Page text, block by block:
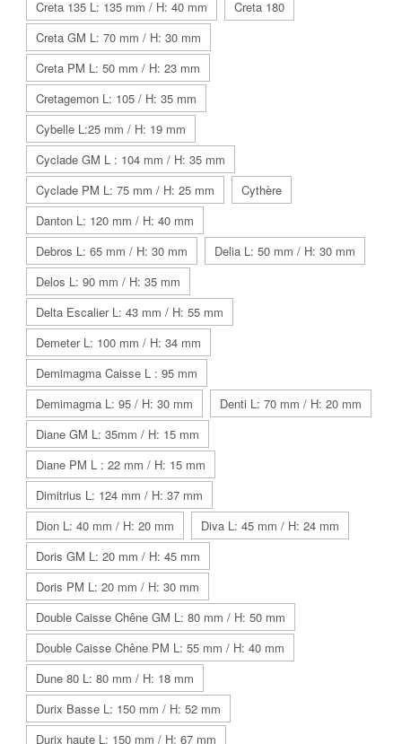
Creta 135 L: 135 mm / H: 40 mm
Creta 180
Creta GM L: 70 mm / H: 30 mm
Creta PM L: 50 mm / H: 23 mm
Cretagemon L: 105 / H: 35 mm
Cybelle L:25 mm / H: 19 mm
Cyclade GM L : 104 mm / H: 35 mm
Cyclade PM L: 75 mm / H: 25 mm
Cythère
Danton L: 120 mm / H: 40 mm
Debros L: 65 mm / H: 30 mm
Delia L: 50 mm / H: 30 mm
Delos L: 90 mm / H: 35 mm
Delta Escalier L: 43 mm / H: 55 mm
Demeter L: 100 mm / H: 34 mm
Demimagma Caisse L : 95 mm
Demimagma L: 95 / H: 30 mm
Denti L: 70 mm / H: 20 mm
Diane GM L: 35mm / H: 15 mm
Diane PM L : 22 mm / H: 15 mm
Dimitrius L: 124 mm / H: 37 mm
Dion L: 40 mm / H: 20 mm
Diva L: 45 mm / H: 24 mm
Doris GM L: 20 mm / H: 45 mm
Doris PM L: 20 mm / H: 30 mm
Double Caisse Chêne GM L: 80 mm / H: 50 mm
Double Caisse Chêne PM L: 55 mm / H: 40 mm
Dune 80 L: 80 mm / H: 18 mm
Durix Basse L: 150 mm / H: 52 mm
Durix haute L: 150 mm / H: 67 mm